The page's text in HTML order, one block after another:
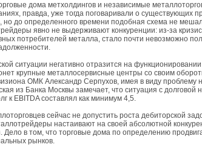
дома метхолдингов и независимые
правда, уже тогда поговаривали о
но до определенного времени подобная схема не
явно не выдерживают конкуренции: из-за
потребителей металла, стало почти невозможно
ситуации негативно отразится на
крупные металлосервисные центры со своим
ОМК Александр Серпухов, имея в виду проблему
из Банка Москвы замечает, что ситуация с долговой
к EBITDA составлял как минимум 4,5.
сейчас не допустить роста дебиторской
настаивают на своей абсолютной
Дело в том, что торговые дома по определению
рынков.